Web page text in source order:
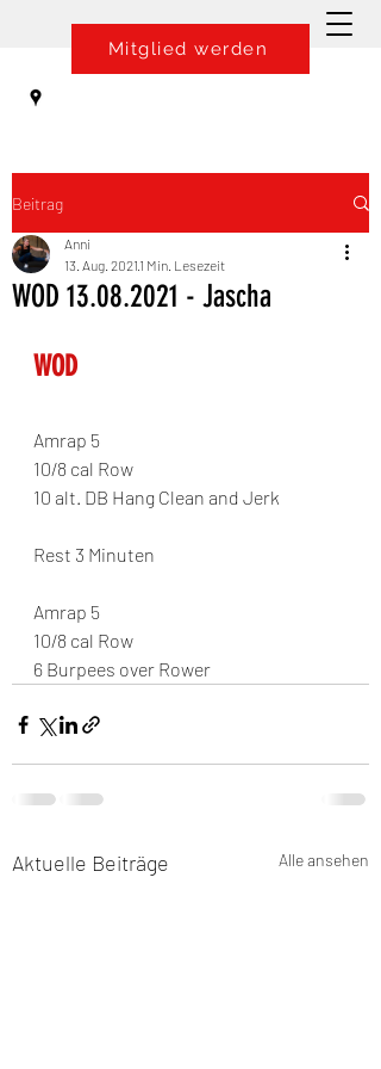
Mitglied werden
Beitrag
WOD 13.08.2021 - Jascha
Anni
13. Aug. 2021 1 Min. Lesezeit
WOD
Amrap 5
10/8 cal Row
10 alt. DB Hang Clean and Jerk
Rest 3 Minuten
Amrap 5
10/8 cal Row
6 Burpees over Rower
Aktuelle Beiträge Alle ansehen